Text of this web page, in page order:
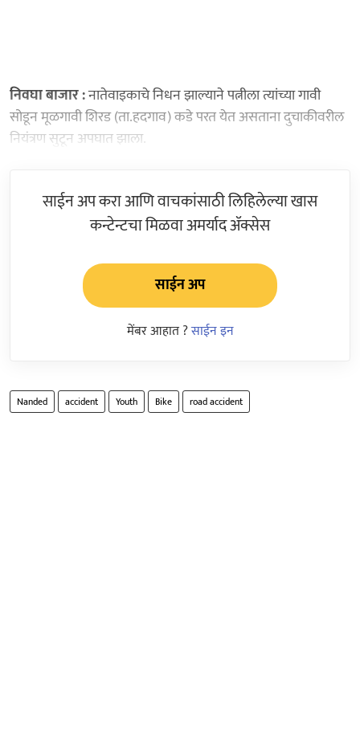
निवघा बाजार :नातेवाइकाचे निधन झाल्याने पत्नीला त्यांच्या गावी
सोडून मूळगावी शिरड (ता.हदगाव) कडे परत येत असताना दुचाकीवरील
नियंत्रण सुटून अपघात झाला.
साईन अप करा आणि वाचकांसाठी लिहिलेल्या खास
कन्टेन्टचा मिळवा अमर्याद ॲक्सेस
साईन अप
मेंबर आहात ?साईन इन
Nanded accident Youth Bike road accident